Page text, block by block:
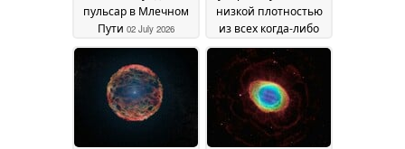
пульсар в Млечном
Пути 02 July 2026
низкой плотностью
из всех когда-либо
обнаруженных16 June
2026